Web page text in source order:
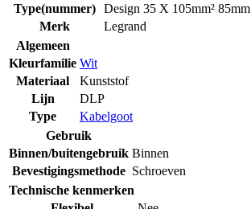
Type(nummer) Design 35 X 105mm² 85mm
Merk
Legrand
Algemeen
Kleurfamilie Wit
Materiaal
Kunststof
Lijn
DLP
Type
Kabelgoot
Gebruik
Binnen/buitengebruik Binnen
Bevestigingsmethode Schroeven
Technische kenmerken